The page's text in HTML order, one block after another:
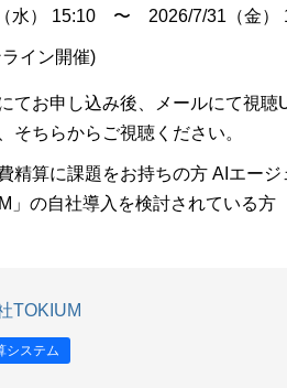
水） 15:10 〜 2026/7/31（金）
イン開催)
てお申し込み後、メールにて視聴
そちらからご視聴ください。
精算に課題をお持ちの方 AIエージ
」の自社導入を検討されている方
TOKIUM
システム